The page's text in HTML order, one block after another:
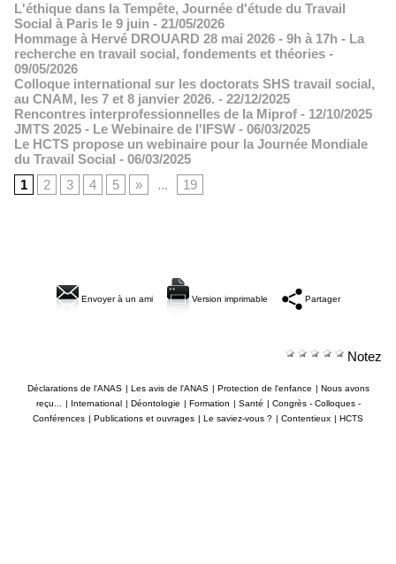
L'éthique dans la Tempête, Journée d'étude du Travail
Social à Paris le 9 juin - 21/05/2026
Hommage à Hervé DROUARD 28 mai 2026 - 9h à 17h - La
recherche en travail social, fondements et théories -
09/05/2026
Colloque international sur les doctorats SHS travail social,
au CNAM, les 7 et 8 janvier 2026. - 22/12/2025
Rencontres interprofessionnelles de la Miprof - 12/10/2025
JMTS 2025 - Le Webinaire de l'IFSW - 06/03/2025
Le HCTS propose un webinaire pour la Journée Mondiale
du Travail Social - 06/03/2025
1
2 3 4 5 » ... 19
Envoyer à un ami Version imprimable Partager
Notez
Déclarations de l'ANAS | Les avis de l'ANAS | Protection de l'enfance | Nous avons
reçu...
| International | Déontologie | Formation | Santé | Congrès - Colloques -
Conférences | Publications et ouvrages | Le saviez-vous ? | Contentieux | HCTS